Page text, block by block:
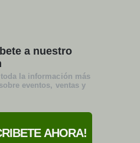
a nuestro
la información más
eventos, ventas y